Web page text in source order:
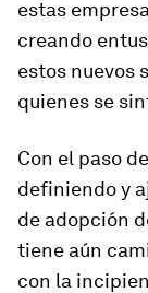
estas
creando
estos nuevos
quienes se
Con el paso
definiendo y
de adopción
tiene aún
con la